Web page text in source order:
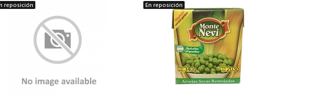
reposición En reposición